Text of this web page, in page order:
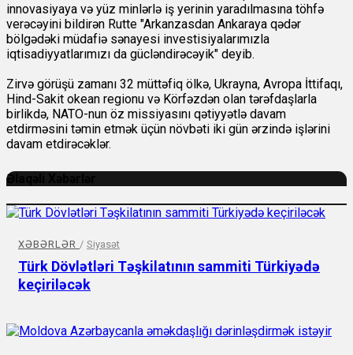
innovasiyaya və yüz minlərlə iş yerinin yaradılmasına töhfə
verəcəyini bildirən Rutte "Arkanzasdan Ankaraya qədər
bölgədəki müdafiə sənayesi investisiyalarımızla
iqtisadiyyatlarımızı da gücləndirəcəyik" deyib.
Zirvə görüşü zamanı 32 müttəfiq ölkə, Ukrayna, Avropa İttifaqı,
Hind-Sakit okean regionu və Körfəzdən olan tərəfdaşlarla
birlikdə, NATO-nun öz missiyasını qətiyyətlə davam
etdirməsini təmin etmək üçün növbəti iki gün ərzində işlərini
davam etdirəcəklər.
Əlaqəli Xəbərlər
XƏBƏRLƏR / Siyasət
Türk Dövlətləri Təşkilatının sammiti Türkiyədə
keçiriləcək